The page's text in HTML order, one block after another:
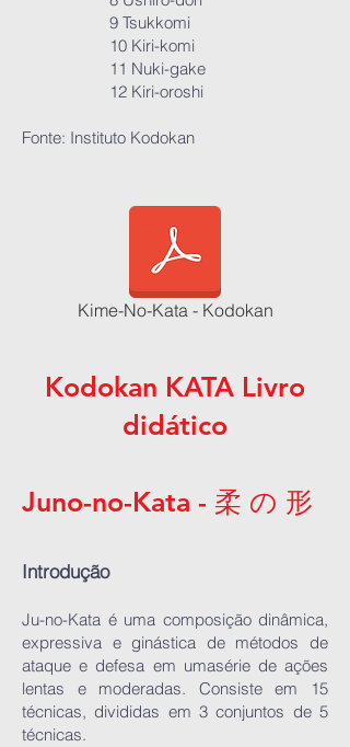
9 Tsukkomi
10 Kiri-komi
11 Nuki-gake
12 Kiri-oroshi
Fonte: Instituto Kodokan
Kime-No-Kata - Kodokan
Kodokan KATA Livro
didático
Juno-no-Kata - 柔 の 形
Introdução
Ju-no-Kata é uma composição dinâmica,
expressiva e ginástica de métodos de
ataque e defesa em umasérie de ações
lentas e moderadas. Consiste em 15
técnicas, divididas em 3 conjuntos de 5
técnicas.